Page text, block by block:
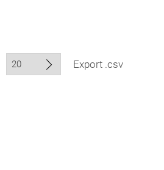
Export .csv